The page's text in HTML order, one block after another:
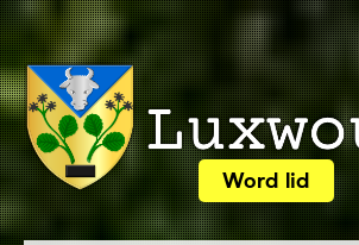
Word lid
»
Luxwoude.net
Plaatselijk